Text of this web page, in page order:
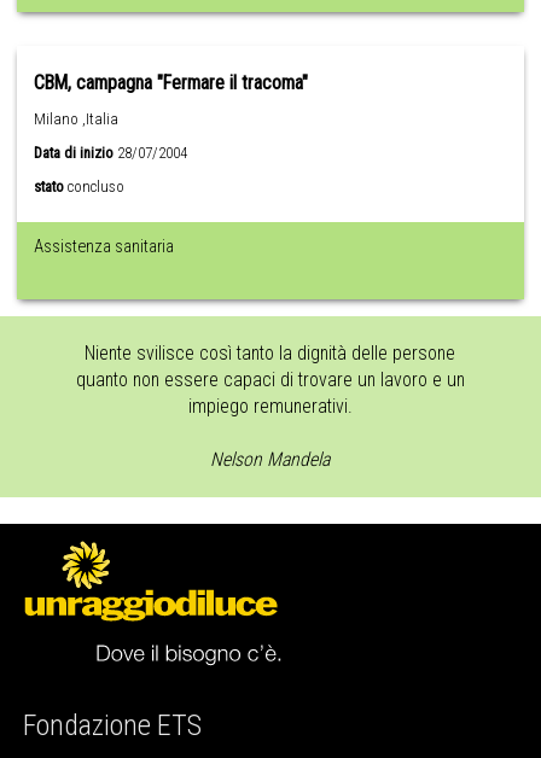
CBM, campagna "Fermare il tracoma"
Milano ,Italia
Data di inizio 28/07/2004
stato concluso
Assistenza sanitaria
Niente svilisce così tanto la dignità delle persone
quanto non essere capaci di trovare un lavoro e un
impiego remunerativi.
Nelson Mandela
Fondazione ETS